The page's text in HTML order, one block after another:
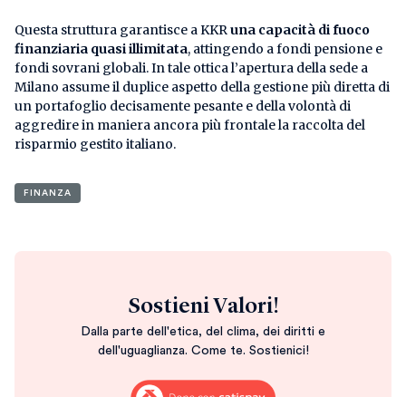
Questa struttura garantisce a KKR una capacità di fuoco
finanziaria quasi illimitata, attingendo a fondi pensione e
fondi sovrani globali. In tale ottica l’apertura della sede a
Milano assume il duplice aspetto della gestione più diretta di
un portafoglio decisamente pesante e della volontà di
aggredire in maniera ancora più frontale la raccolta del
risparmio gestito italiano.
FINANZA
Sostieni Valori!
Dalla parte dell'etica, del clima, dei diritti e
dell'uguaglianza. Come te. Sostienici!